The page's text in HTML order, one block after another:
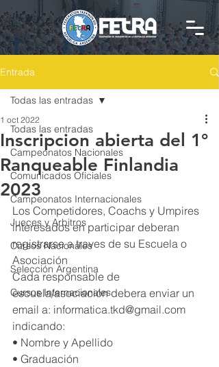
Entrada
Todas las entradas
Campeonatos Nacionales
Comunicados Oficiales
Campeonatos Internacionales
Jueces y Arbitros
Cursos Nacionales
Selección Argentina
Cursos Internacionales
Todas las entradas
Inscripcion abierta del 1°
Ranqueable Finlandia
2023
1 oct 2022
Los Competidores, Coachs y Umpires
interesados en participar deberan
registrarse a traves de su Escuela o
Asociación
Cada responsable de
escuela/asociación debera enviar un
email a: informatica.tkd@gmail.com
indicando:
• Nombre y Apellido
• Graduación